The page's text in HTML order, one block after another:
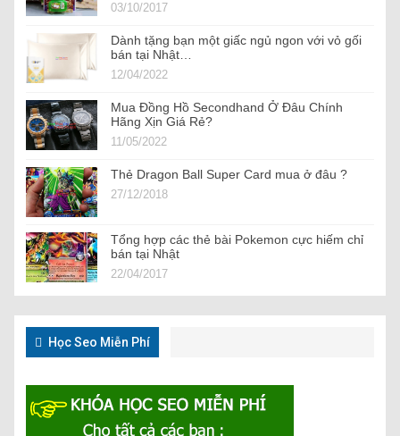
03/10/2017
Dành tặng bạn một giấc ngủ ngon với vỏ gối
bán tại Nhật…
12/04/2022
Mua Đồng Hồ Secondhand Ở Đâu Chính
Hãng Xịn Giá Rẻ?
11/05/2022
Thẻ Dragon Ball Super Card mua ở đâu ?
27/12/2018
Tổng hợp các thẻ bài Pokemon cực hiếm chỉ
bán tại Nhật
22/04/2017
Học Seo Miễn Phí